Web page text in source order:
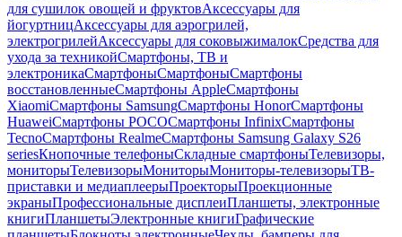
для сушилок овощей и фруктовАксессуары для
йогуртницАксессуары для аэрогрилей,
электрогрилейАксессуары для соковыжималокСредства для
ухода за техникойСмартфоны, ТВ и
электроникаСмартфоныСмартфоныСмартфоны
восстановленныеСмартфоны AppleСмартфоны
XiaomiСмартфоны SamsungСмартфоны HonorСмартфоны
HuaweiСмартфоны POCOСмартфоны InfinixСмартфоны
TecnoСмартфоны RealmeСмартфоны Samsung Galaxy S26
seriesКнопочные телефоныСкладные смартфоныТелевизоры,
мониторыТелевизорыМониторыМониторы-телевизорыТВ-
приставки и медиаплеерыПроекторыПроекционные
экраныПрофессиональные дисплеиПланшеты, электронные
книгиПланшетыЭлектронные книгиГрафические